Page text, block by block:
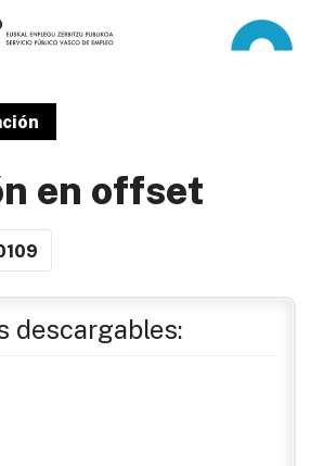
en offset
descargables: